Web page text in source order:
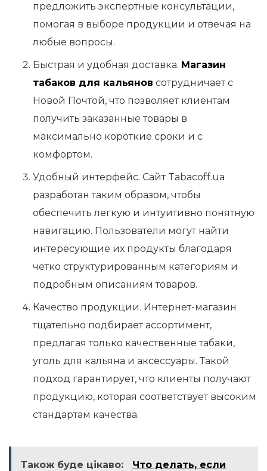
предложить экспертные консультации,
помогая в выборе продукции и отвечая на
любые вопросы.
Быстрая и удобная доставка. Магазин
табаков для кальянов сотрудничает с
Новой Почтой, что позволяет клиентам
получить заказанные товары в
максимально короткие сроки и с
комфортом.
Удобный интерфейс. Сайт Tabacoff.ua
разработан таким образом, чтобы
обеспечить легкую и интуитивно понятную
навигацию. Пользователи могут найти
интересующие их продукты благодаря
четко структурированным категориям и
подробным описаниям товаров.
Качество продукции. Интернет-магазин
тщательно подбирает ассортимент,
предлагая только качественные табаки,
уголь для кальяна и аксессуары. Такой
подход гарантирует, что клиенты получают
продукцию, которая соответствует высоким
стандартам качества.
Також буде цікаво:
Что делать, если